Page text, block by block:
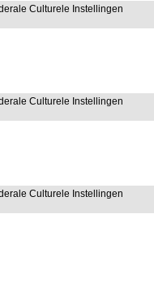
Culturele Instellingen
Culturele Instellingen
Culturele Instellingen